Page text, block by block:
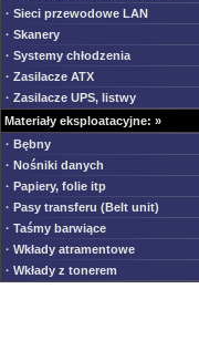
· Sieci przewodowe LAN
· Skanery
· Systemy chłodzenia
· Zasilacze ATX
· Zasilacze UPS, listwy
Materiały eksploatacyjne: »
· Bębny
· Nośniki danych
· Papiery, folie itp
· Pasy transferu (Belt unit)
· Taśmy barwiące
· Wkłady atramentowe
· Wkłady z tonerem